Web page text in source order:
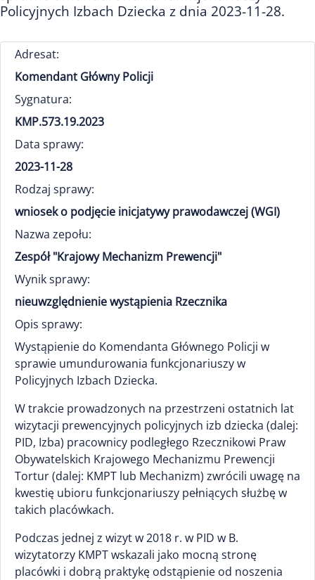
Policyjnych Izbach Dziecka z dnia 2023-11-28.
Adresat:
Komendant Główny Policji
Sygnatura:
KMP.573.19.2023
Data sprawy:
2023-11-28
Rodzaj sprawy:
wniosek o podjęcie inicjatywy prawodawczej (WGI)
Nazwa zepołu:
Zespół "Krajowy Mechanizm Prewencji"
Wynik sprawy:
nieuwzględnienie wystąpienia Rzecznika
Opis sprawy:
Wystąpienie do Komendanta Głównego Policji w
sprawie umundurowania funkcjonariuszy w
Policyjnych Izbach Dziecka.
W trakcie prowadzonych na przestrzeni ostatnich lat
wizytacji prewencyjnych policyjnych izb dziecka (dalej:
PID, Izba) pracownicy podległego Rzecznikowi Praw
Obywatelskich Krajowego Mechanizmu Prewencji
Tortur (dalej: KMPT lub Mechanizm) zwrócili uwagę na
kwestię ubioru funkcjonariuszy pełniących służbę w
takich placówkach.
Podczas jednej z wizyt w 2018 r. w PID w B.
wizytatorzy KMPT wskazali jako mocną stronę
placówki i dobrą praktykę odstąpienie od noszenia